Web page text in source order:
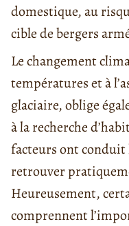
domestique, au
cible de bergers
Le changement
températures et à
glaciaire, oblige
à la recherche
facteurs ont conduit
retrouver
Heureusement,
comprennent